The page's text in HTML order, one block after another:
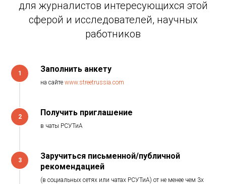
для журналистов интересующихся этой
сферой и исследователей, научных
работников
1 Заполнить анкету
на сайте www.streetrussia.com
2 Получить приглашение
в чаты РСУТиА
3
Заручиться письменной/публичной
рекомендацией
(в социальных сетях или чатах РСУТиА) от не менее чем 3х